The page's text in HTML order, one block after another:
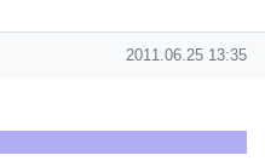
작성일
2011.06.25 13:35